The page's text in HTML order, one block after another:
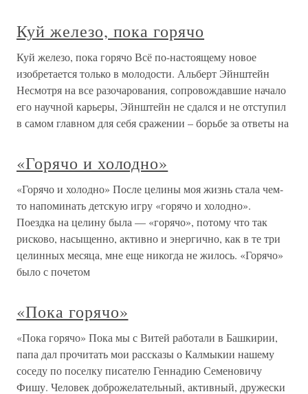
Куй железо, пока горячо
Куй железо, пока горячо Всё по-настоящему новое
изобретается только в молодости. Альберт Эйнштейн
Несмотря на все разочарования, сопровождавшие начало
его научной карьеры, Эйнштейн не сдался и не отступил
в самом главном для себя сражении – борьбе за ответы на
«Горячо и холодно»
«Горячо и холодно» После целины моя жизнь стала чем-
то напоминать детскую игру «горячо и холодно».
Поездка на целину была — «горячо», потому что так
рисково, насыщенно, активно и энергично, как в те три
целинных месяца, мне еще никогда не жилось. «Горячо»
было с почетом
«Пока горячо»
«Пока горячо» Пока мы с Витей работали в Башкирии,
папа дал прочитать мои рассказы о Калмыкии нашему
соседу по поселку писателю Геннадию Семеновичу
Фишу. Человек доброжелательный, активный, дружески